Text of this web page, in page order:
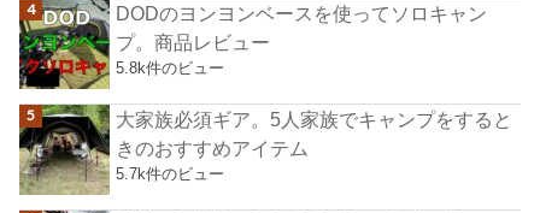
DODのヨンヨンベースを使ってソロキャン
プ。商品レビュー
5.8k件のビュー
大家族必須ギア。5人家族でキャンプをすると
きのおすすめアイテム
5.7k件のビュー